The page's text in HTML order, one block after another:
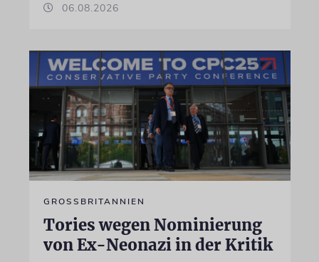
06.08.2026
GROSSBRITANNIEN
Tories wegen Nominierung
von Ex-Neonazi in der Kritik